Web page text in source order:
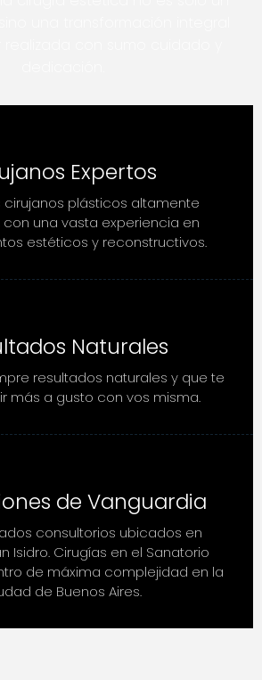
Expertos
cirujanos plásticos altamente
con una vasta experiencia en
estéticos y reconstructivos.
Naturales
resultados naturales y que te
más a gusto con vos misma.
de Vanguardia
consultorios ubicados en
Isidro. Cirugías en el Sanatorio
de máxima complejidad en la
de Buenos Aires.